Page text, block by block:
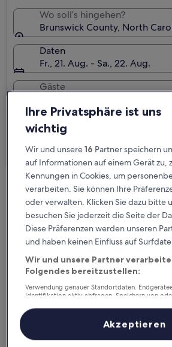
Wo soll’s hingehen?
Brunswick County, North
Daten
Fr., 21. Aug. - Sa., 22. Aug.
Gäste
Ich reise geschäftlich
Suchen
Kostenlose Stornierung
Planänderungen
Verdiene Prämien für jede
wahrgenommene
Mehr sparen mit Preisen
Überprüfe die Preise für diese
Ihre Privatsphäre ist uns
wichtig
Wir und unsere16 Partner speichern
auf Informationen auf einem Gerät zu,
Kennungen in Cookies, um
verarbeiten. Sie können Ihre
oder verwalten. Klicken Sie dazu bitte
besuchen Sie jederzeit die Seite der
Diese Präferenzen werden unseren
und haben keinen Einfluss auf
Wir und unsere Partner
Folgendes bereitzustellen:
Verwendung genauer Standortdaten.
Identifikation aktiv abfragen. Speichern von
Inhalte, Messung von Werbeleistung und der
Zielgruppenforschung sowie Entwicklung und
Liste der Partner (Lieferanten)
Akzeptieren